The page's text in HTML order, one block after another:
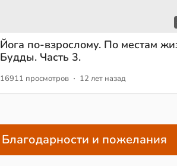
Йога по-взрослому. По местам
Будды. Часть 3.
16911 просмотров · 12 лет назад
Благодарности и пожелания